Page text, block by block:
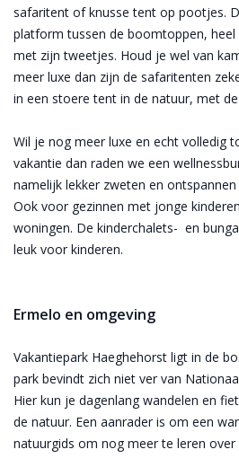
safaritent of knusse tent op pootjes.
platform tussen de boomtoppen, heel
met zijn tweetjes. Houd je wel van
meer luxe dan zijn de safaritenten
in een stoere tent in de natuur, met
Wil je nog meer luxe en echt volledig
vakantie dan raden we een
namelijk lekker zweten en
Ook voor gezinnen met jonge
woningen. De kinderchalets- en
leuk voor kinderen.
Ermelo en omgeving
Vakantiepark Haeghehorst ligt in de
park bevindt zich niet ver van
Hier kun je dagenlang wandelen en
de natuur. Een aanrader is om een
natuurgids om nog meer te leren